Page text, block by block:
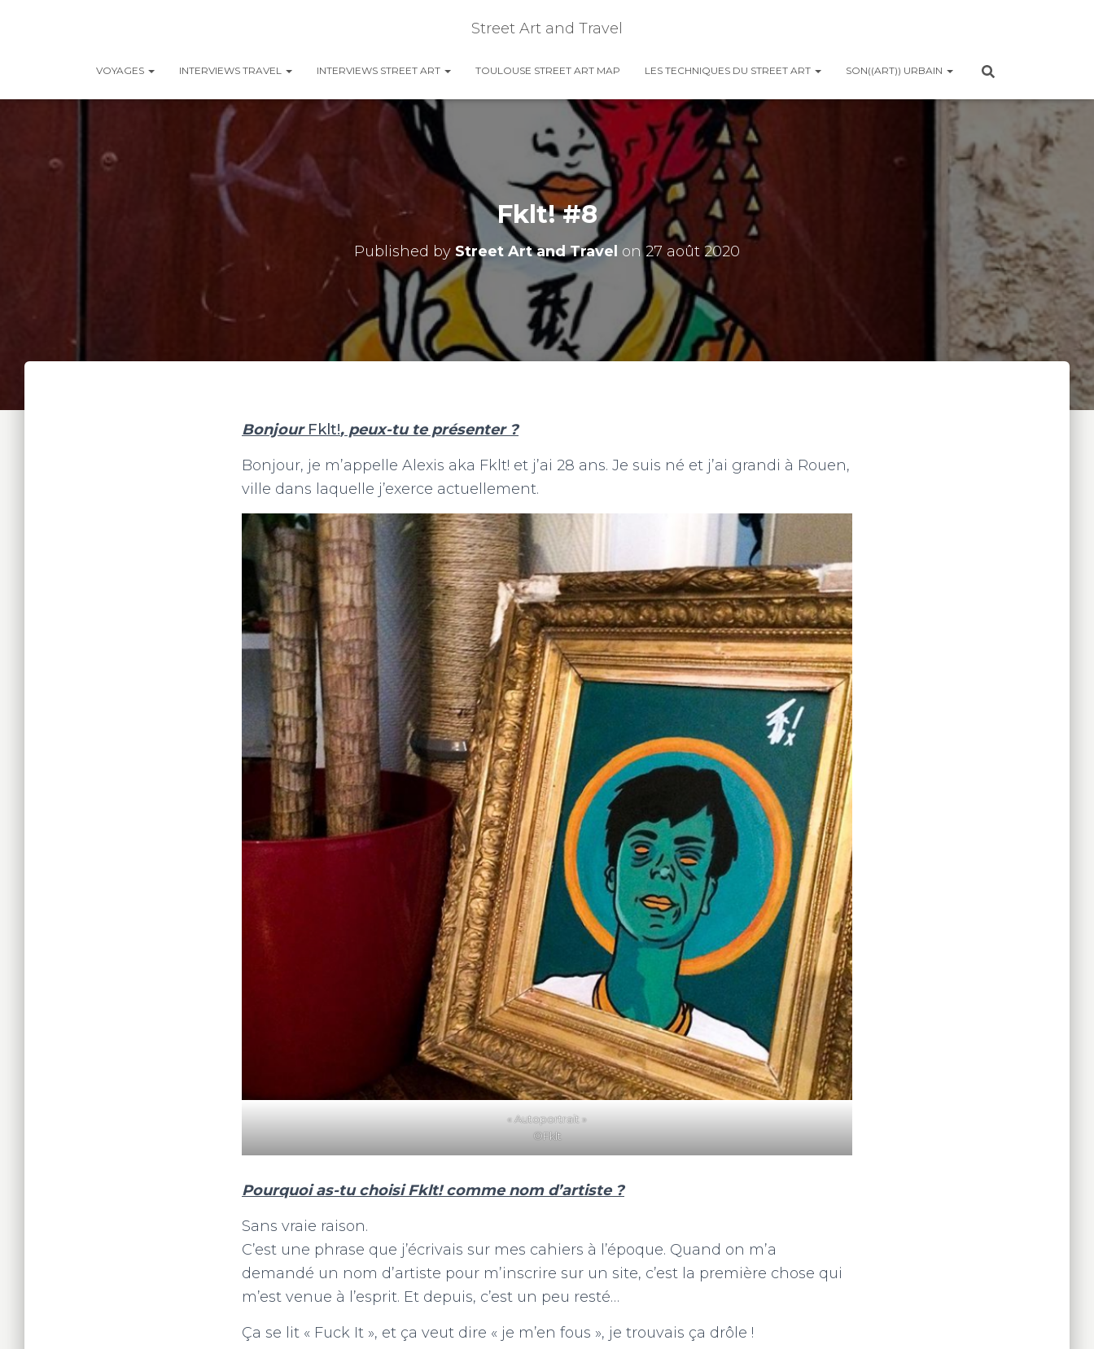
Street Art and Travel
VOYAGES INTERVIEWS TRAVEL INTERVIEWS STREET ART TOULOUSE STREET ART MAP LES TECHNIQUES DU STREET ART SON((ART)) URBAIN
Fklt! #8
Published by Street Art and Travel on27 août 2020
Bonjour Fklt!, peux-tu te présenter ?
Bonjour, je m’appelle Alexis aka Fklt! et j’ai 28 ans. Je suis né et j’ai grandi à Rouen,
ville dans laquelle j’exerce actuellement.
« Autoportrait »
©Fklt
Pourquoi as-tu choisi Fklt! comme nom d’artiste ?
Sans vraie raison.
C’est une phrase que j’écrivais sur mes cahiers à l’époque. Quand on m’a
demandé un nom d’artiste pour m’inscrire sur un site, c’est la première chose qui
m’est venue à l’esprit. Et depuis, c’est un peu resté…
Ça se lit « Fuck It », et ça veut dire « je m’en fous », je trouvais ça drôle !